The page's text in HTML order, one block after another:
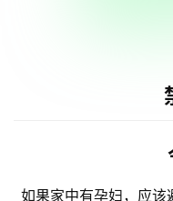
如果家中有孕妇，应该